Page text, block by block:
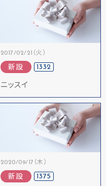
2017/02/21（火）
新設 1332
ニッスイ
2020/09/17（木）
新設 1375